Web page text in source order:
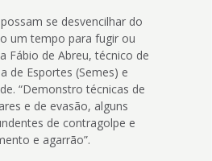
se desvencilhar do
um tempo para fugir ou
Fábio de Abreu, técnico de
de Esportes (Semes) e
“Demonstro técnicas de
e de evasão, alguns
de contragolpe e
e agarrão”.